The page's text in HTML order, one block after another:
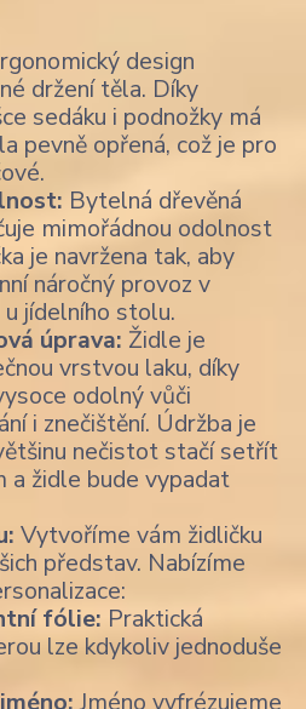
design
držení těla. Díky
sedáku i podnožky má
pevně opřená, což je pro
Bytelná dřevěná
mimořádnou odolnost
je navržena tak, aby
náročný provoz v
jídelního stolu.
úprava: Židle je
vrstvou laku, díky
odolný vůči
i znečištění. Údržba je
nečistot stačí setřít
a židle bude vypadat
Vytvoříme vám židličku
představ. Nabízíme
fólie: Praktická
lze kdykoliv jednoduše